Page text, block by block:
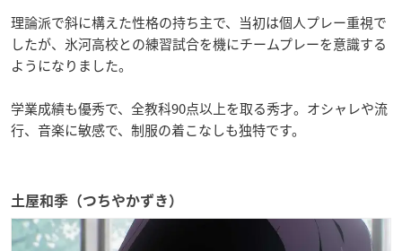
理論派で斜に構えた性格の持ち主で、当初は個人プレー重視で
したが、氷河高校との練習試合を機にチームプレーを意識する
ようになりました。
学業成績も優秀で、全教科90点以上を取る秀才。オシャレや流
行、音楽に敏感で、制服の着こなしも独特です。
土屋和季（つちやかずき）